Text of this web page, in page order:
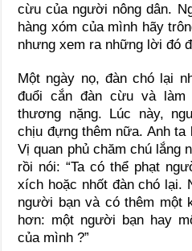
cừu của người nông dân.
hàng xóm của mình hãy
nhưng xem ra những lời đó
Một ngày nọ, đàn chó lại
đuổi cắn đàn cừu và làm
thương nặng. Lúc này,
chịu đựng thêm nữa. Anh ta
Vị quan phủ chăm chú lắng
rồi nói: “Ta có thể phạt
xích hoặc nhốt đàn chó lại.
người bạn và có thêm một
hơn: một người bạn hay
của mình ?”